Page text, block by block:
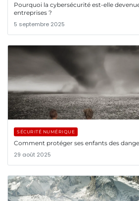
Pourquoi la cybersécurité est-elle
entreprises ?
5 septembre 2025
SÉCURITÉ NUMÉRIQUE
Comment protéger ses enfants des
29 août 2025